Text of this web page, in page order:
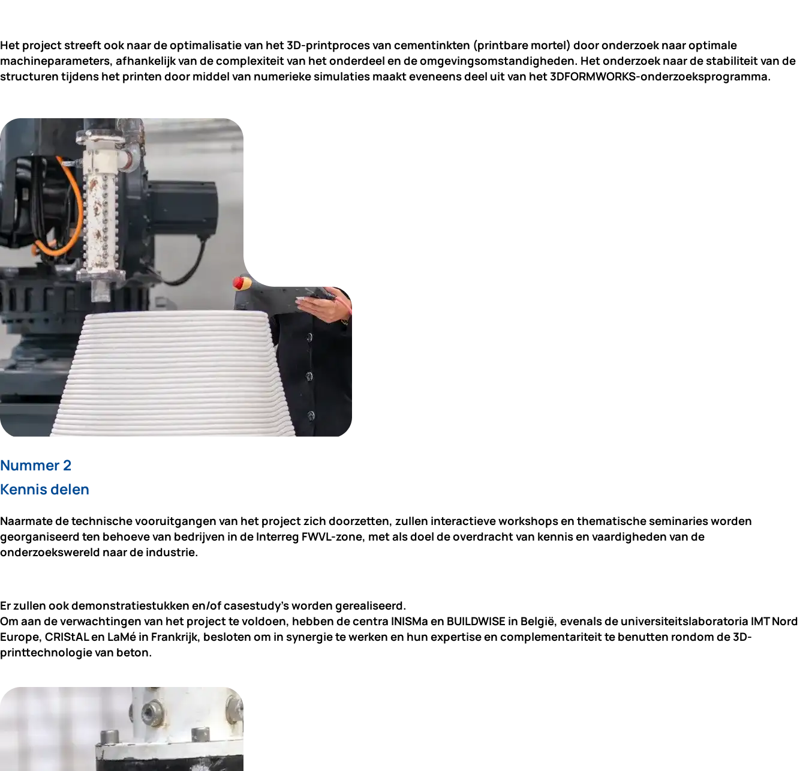
Het project streeft ook naar de optimalisatie van het 3D-printproces van cementinkten (printbare mortel) door onderzoek naar optimale
machineparameters, afhankelijk van decomplexiteit van het onderdeelen de omgevingsomstandigheden. Het onderzoek naar de stabiliteit van de
structuren tijdens het printen door middel van numerieke simulaties maakt eveneens deel uit van het 3DFORMWORKS-onderzoeksprogramma.
Nummer 2
Kennis delen
Naarmate de technische vooruitgangen van het project zich doorzetten, zullen interactieve workshops en thematische seminaries worden
georganiseerd ten behoeve van bedrijven in de Interreg FWVL-zone, met als doel de overdracht van kennis en vaardigheden van de
onderzoekswereld naar de industrie.
Er zullen ook demonstratiestukken en/of casestudy’s worden gerealiseerd.
Om aan de verwachtingen van het project te voldoen, hebben de centra INISMa en BUILDWISE in België, evenals de universiteitslaboratoria IMT Nord
Europe, CRIStAL en LaMé in Frankrijk, besloten om in synergie te werken en hun expertise en complementariteit te benutten rondom de 3D-
printtechnologie van beton.